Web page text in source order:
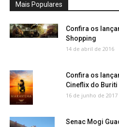
Mais Populares
Confira os
Shopping
14 de abril de 2016
Confira os
Cineflix do
16 de junho de 2017
Senac Mogi